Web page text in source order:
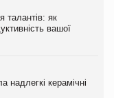
талантів: як
вашої
надлегкі керамічні